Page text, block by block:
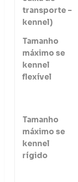
transporte –
kennel)
Tamanho
máximo se
kennel
flexível
Tamanho
máximo se
kennel
rígido